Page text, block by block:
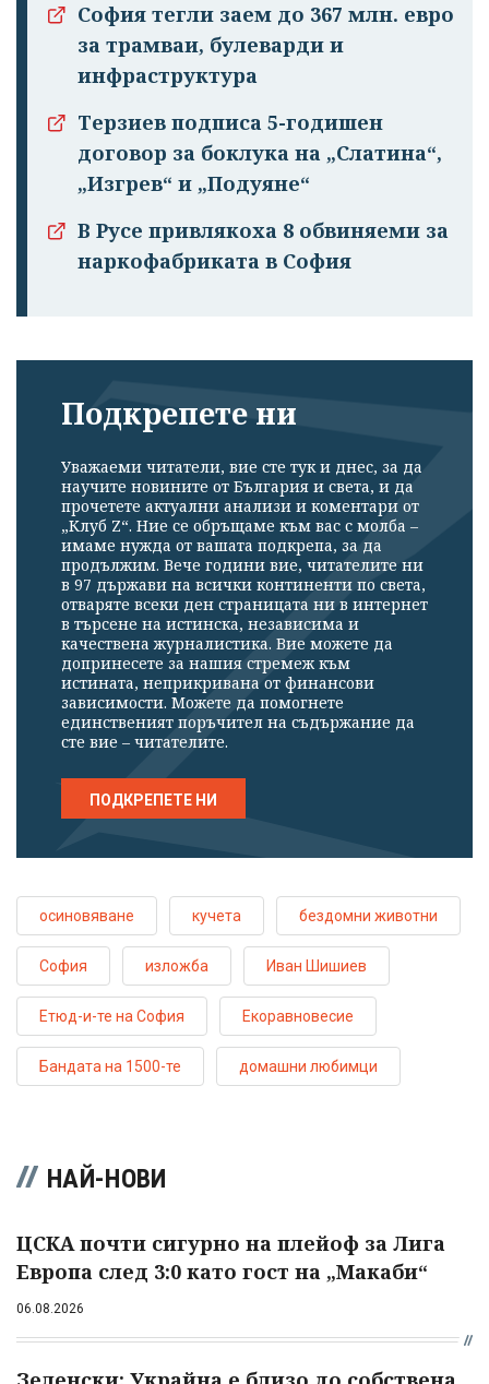
София тегли заем до 367 млн. евро
за трамваи, булеварди и
инфраструктура
Терзиев подписа 5-годишен
договор за боклука на „Слатина“,
„Изгрев“ и „Подуяне“
В Русе привлякоха 8 обвиняеми за
наркофабриката в София
Подкрепете ни
Уважаеми читатели, вие сте тук и днес, за да
научите новините от България и света, и да
прочетете актуални анализи и коментари от
„Клуб Z“. Ние се обръщаме към вас с молба –
имаме нужда от вашата подкрепа, за да
продължим. Вече години вие, читателите ни
в 97 държави на всички континенти по света,
отваряте всеки ден страницата ни в интернет
в търсене на истинска, независима и
качествена журналистика. Вие можете да
допринесете за нашия стремеж към
истината, неприкривана от финансови
зависимости. Можете да помогнете
единственият поръчител на съдържание да
сте вие – читателите.
ПОДКРЕПЕТЕ НИ
осиновяване кучета бездомни животни
София изложба Иван Шишиев
Етюд-и-те на София Екоравновесие
Бандата на 1500-те домашни любимци
НАЙ-НОВИ
ЦСКА почти сигурно на плейоф за Лига
Европа след 3:0 като гост на „Макаби“
06.08.2026